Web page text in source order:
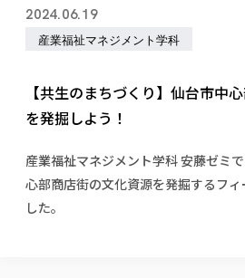
建学の精神・教育の理念
学長室の窓
各種方針
大学の歩み
学則
校歌の歴史
寄附の受け入れ
関連法人
大学の取り組み
大学の取り組み
社会連携・研究
カリキュラム編成ガイドライン
一般事業主行動計画
公的資金等の不正使用の防止に関
情報公開
寄附行為
ガバナンス・コード
中期事業計画
事業計画／財務・事業報告
総合福祉学部
社会福祉学科
福祉行政学科
共生まちづくり学部
共生まちづくり学科
教育学部
健康科学部
健康科学部
保健看護学科
リハビリテーション学科
産業福祉マネジメント学科
情報福祉マネジメント学科
入学試験
デジタルパンフ
オープンキャンパス
就職状況
東北福祉大学のキャリアサポ
東北福祉大学のキャリアサポート
課外活動
体育会・運動サークル紹介
文化会・文化系サークル紹介
国際交流
交換留学生 Exchange students
社会連携・研究
生涯教育・キャリア教育
2024.06.19
産業福祉マネジメント学科
【共生のまちづくり】仙台市中
を発掘しよう！
産業福祉マネジメント学科 安藤ゼミ
心部商店街の文化資源を発掘するフ
した。